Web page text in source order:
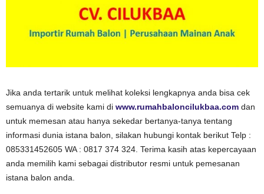
Jika anda tertarik untuk melihat koleksi lengkapnya anda bisa cek
semuanya di website kami di www.rumahbaloncilukbaa.com dan
untuk memesan atau hanya sekedar bertanya-tanya tentang
informasi dunia istana balon, silakan hubungi kontak berikut Telp :
085331452605 WA : 0817 374 324. Terima kasih atas kepercayaan
anda memilih kami sebagai distributor resmi untuk pemesanan
istana balon anda.